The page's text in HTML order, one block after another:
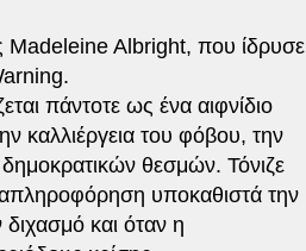
Madeleine Albright, που ίδρυσε
πάντοτε ως ένα αιφνίδιο
καλλιέργεια του φόβου, την
θεσμών. Τόνιζε
υποκαθιστά την
και όταν η